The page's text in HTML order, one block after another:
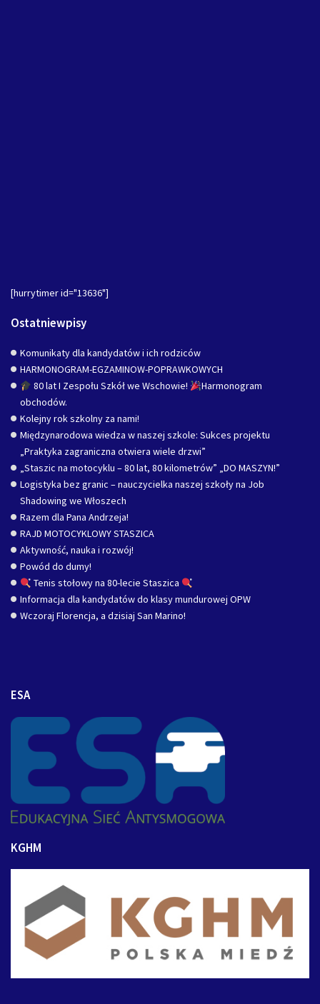
[hurrytimer id="13636"]
Ostatniewpisy
Komunikaty dla kandydatów i ich rodziców
HARMONOGRAM-EGZAMINOW-POPRAWKOWYCH
80 lat I Zespołu Szkół we Wschowie!
Harmonogram
obchodów.
Kolejny rok szkolny za nami!
Międzynarodowa wiedza w naszej szkole: Sukces projektu
„Praktyka zagraniczna otwiera wiele drzwi”
„Staszic na motocyklu – 80 lat, 80 kilometrów” „DO MASZYN!”
Logistyka bez granic – nauczycielka naszej szkoły na Job
Shadowing we Włoszech
Razem dla Pana Andrzeja!
RAJD MOTOCYKLOWY STASZICA
Aktywność, nauka i rozwój!
Powód do dumy!
Tenis stołowy na 80-lecie Staszica
Informacja dla kandydatów do klasy mundurowej OPW
Wczoraj Florencja, a dzisiaj San Marino!
ESA
KGHM